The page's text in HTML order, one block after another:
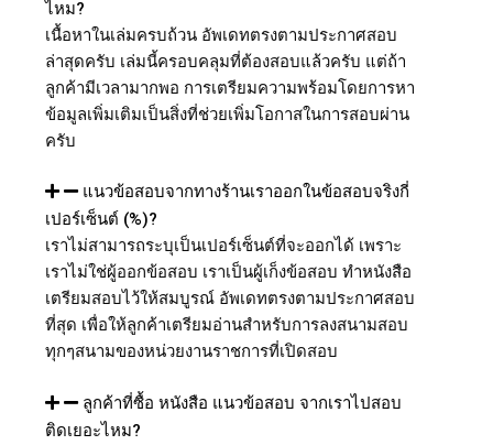
ไหม?
เนื้อหาในเล่มครบถ้วน อัพเดทตรงตามประกาศสอบ
ล่าสุดครับ เล่มนี้ครอบคลุมที่ต้องสอบแล้วครับ แต่ถ้า
ลูกค้ามีเวลามากพอ การเตรียมความพร้อมโดยการหา
ข้อมูลเพิ่มเติมเป็นสิ่งที่ช่วยเพิ่มโอกาสในการสอบผ่าน
ครับ
แนวข้อสอบจากทางร้านเราออกในข้อสอบจริงกี่
เปอร์เซ็นต์ (%)?
เราไม่สามารถระบุเป็นเปอร์เซ็นต์ที่จะออกได้ เพราะ
เราไม่ใช่ผู้ออกข้อสอบ เราเป็นผู้เก็งข้อสอบ ทำหนังสือ
เตรียมสอบไว้ให้สมบูรณ์ อัพเดทตรงตามประกาศสอบ
ที่สุด เพื่อให้ลูกค้าเตรียมอ่านสำหรับการลงสนามสอบ
ทุกๆสนามของหน่วยงานราชการที่เปิดสอบ
ลูกค้าที่ซื้อ หนังสือ แนวข้อสอบ จากเราไปสอบ
ติดเยอะไหม?